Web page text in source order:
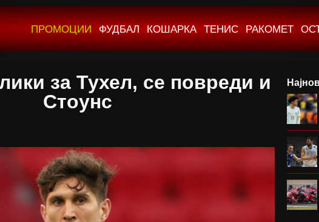
ПРОМОЦИИ ФУДБАЛ КОШАРКА ТЕНИС РАКОМЕТ
за Тухел, се повреди и
Стоунс